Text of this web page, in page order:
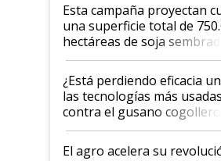
Esta campaña proyectan
una superficie total de
hectáreas de soja
con una nueva
variedades que marcan un
salto tecnológico en
rendimiento
¿Está perdiendo eficacia
las tecnologías más usadas
contra el gusano cogollero?
desafío de una tecnología
El agro acelera su